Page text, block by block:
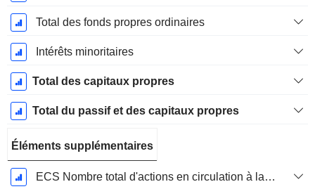
Total des fonds propres ordinaires
Intérêts minoritaires
Total des capitaux propres
Total du passif et des capitaux propres
Éléments supplémentaires
ECS Nombre total d'actions en circulation à la date de dépôt